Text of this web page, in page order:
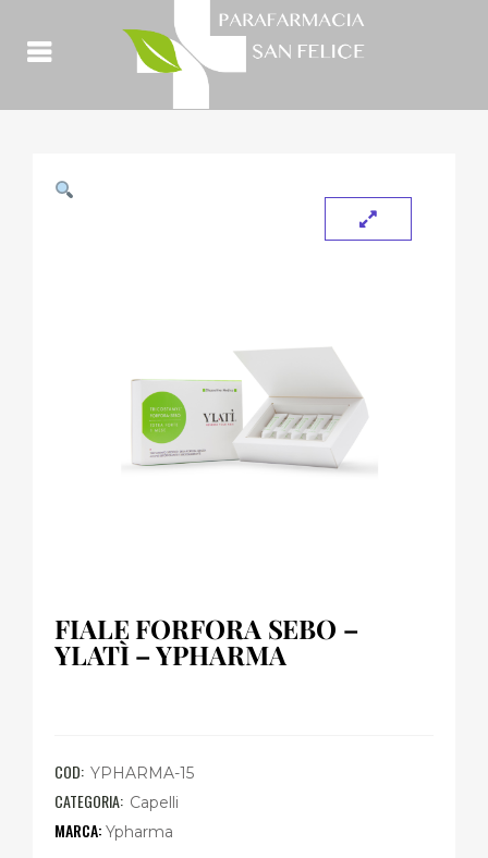
FIALE FORFORA SEBO –
YLATÌ – YPHARMA
COD: YPHARMA-15
CATEGORIA: Capelli
Ypharma